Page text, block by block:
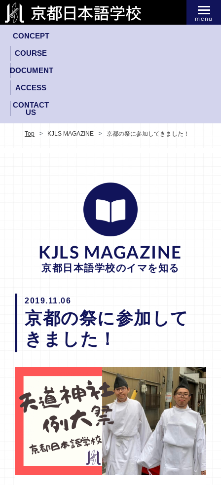
menu
CONCEPT
COURSE
DOCUMENT
ACCESS
CONTACT
US
Top KJLS MAGAZINE 京都の祭に参加してきました！
KJLS MAGAZINE
京都日本語学校のイマを知る
2019.11.06
京都の祭に参加して
きました！